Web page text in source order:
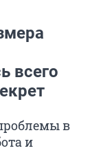
всего
в
и